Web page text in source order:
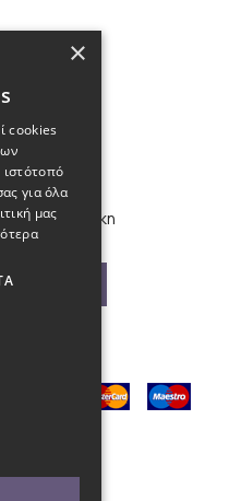
Θεσσαλονίκη
χάρτη
×
cookies
για όλα
μας